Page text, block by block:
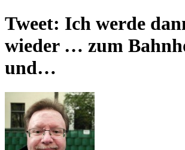
Tweet: Ich werde
wieder … zum
und…